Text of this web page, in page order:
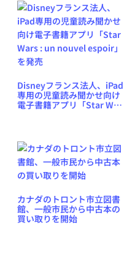
Disneyフランス法人、iPad
専用の児童読み聞かせ向け
電子書籍アプリ「Star Wars
カナダのトロント市立図書
館、一般市民から中古本の
買い取りを開始